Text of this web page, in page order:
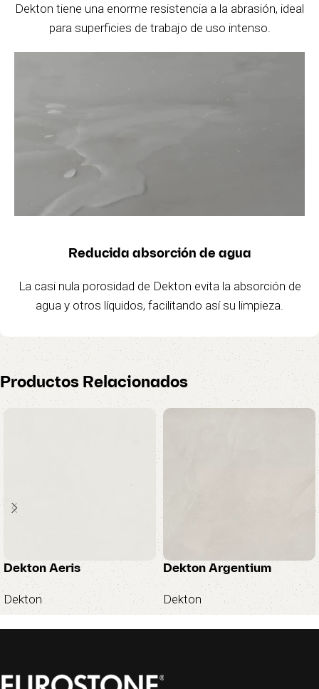
Dekton tiene una enorme resistencia a la abrasión, ideal
para superficies de trabajo de uso intenso.
Reducida absorción de agua
La casi nula porosidad de Dekton evita la absorción de
agua y otros líquidos, facilitando así su limpieza.
Productos Relacionados
Dekton Aeris
Dekton
Dekton Argentium
Dekton